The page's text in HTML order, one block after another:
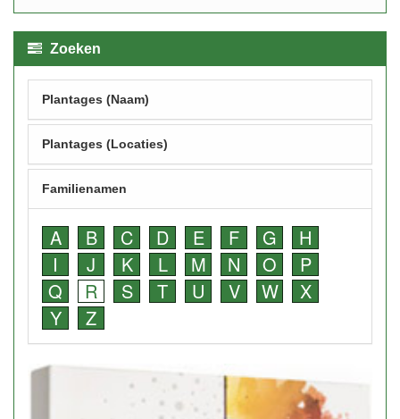
Zoeken
Plantages (Naam)
Plantages (Locaties)
Familienamen
A B C D E F G
H
I
J K L M N O
P
Q
R S T U V W
X
Y
Z